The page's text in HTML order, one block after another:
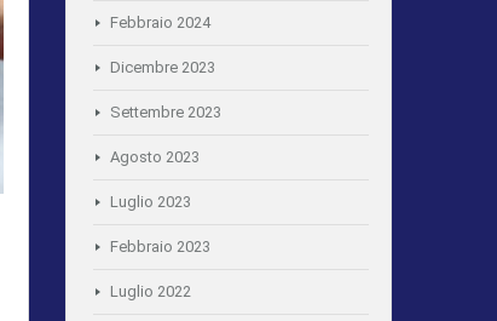
Febbraio 2024
Dicembre 2023
Settembre 2023
Agosto 2023
Luglio 2023
Febbraio 2023
Luglio 2022